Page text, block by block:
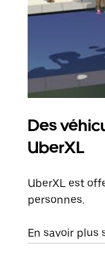
Des
UberXL
UberXL est
personnes.
En savoir plus